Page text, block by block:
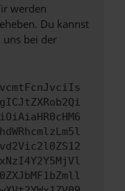
werden
Du kannst
uns bei der